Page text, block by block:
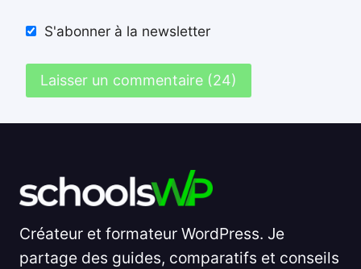
S'abonner à la newsletter
Créateur et formateur WordPress. Je
partage des guides, comparatifs et conseils